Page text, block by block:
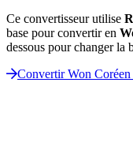
Ce convertisseur utilise
base pour convertir en
dessous pour changer la
Convertir Won Coréen